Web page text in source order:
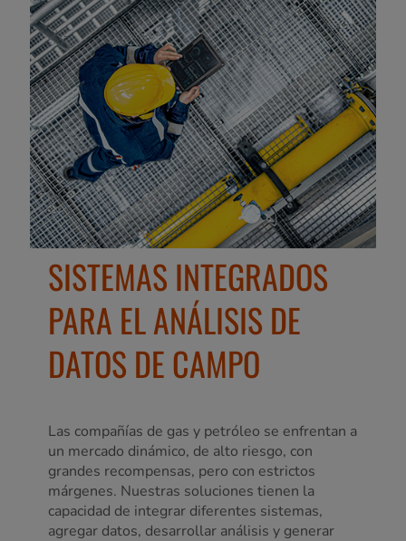
SISTEMAS INTEGRADOS
PARA EL ANÁLISIS DE
DATOS DE CAMPO
Las compañías de gas y petróleo se enfrentan a
un mercado dinámico, de alto riesgo, con
grandes recompensas, pero con estrictos
márgenes. Nuestras soluciones tienen la
capacidad de integrar diferentes sistemas,
agregar datos, desarrollar análisis y generar